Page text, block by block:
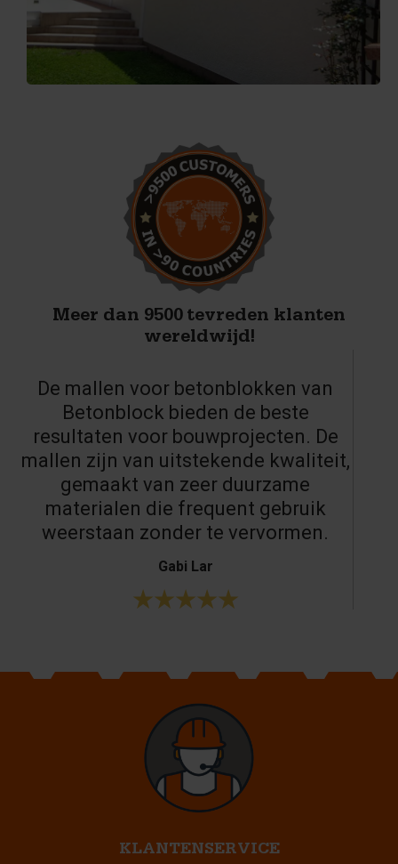
Meer dan 9500 tevreden klanten
wereldwijd!
De mallen voor betonblokken van
Betonblock bieden de beste
resultaten voor bouwprojecten. De
mallen zijn van uitstekende kwaliteit,
gemaakt van zeer duurzame
materialen die frequent gebruik
weerstaan zonder te vervormen.
Gabi Lar
KLANTENSERVICE